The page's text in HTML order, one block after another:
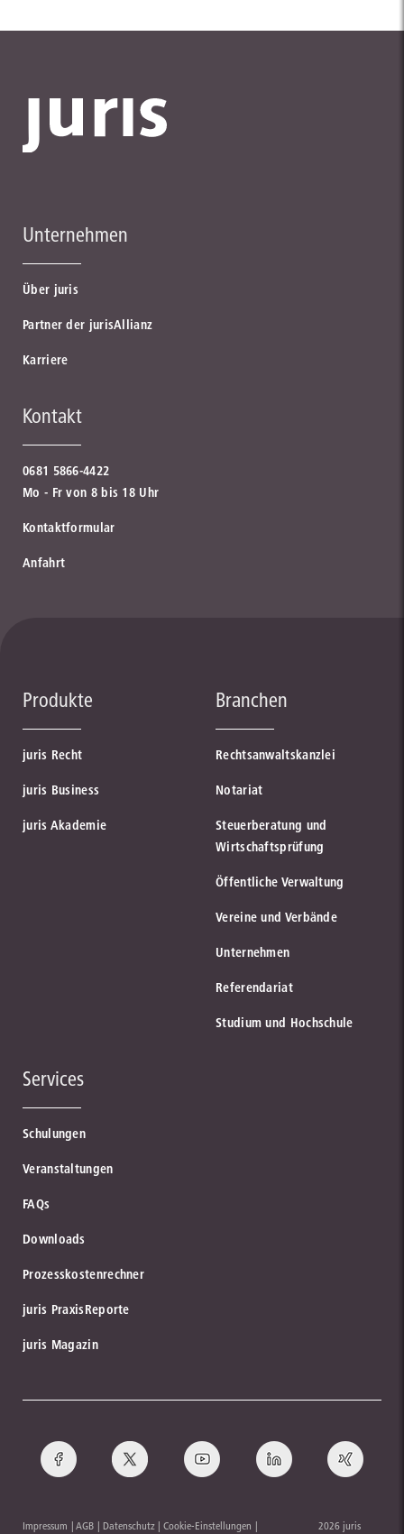
Unternehmen
Über juris
Partner der jurisAllianz
Karriere
Kontakt
0681 5866-4422
Mo - Fr von 8 bis 18 Uhr
Kontaktformular
Anfahrt
Produkte
juris Recht
juris Business
juris Akademie
Branchen
Rechtsanwaltskanzlei
Notariat
Steuerberatung und
Wirtschaftsprüfung
Öffentliche Verwaltung
Vereine und Verbände
Unternehmen
Referendariat
Studium und Hochschule
Services
Schulungen
Veranstaltungen
FAQs
Downloads
Prozesskostenrechner
juris PraxisReporte
juris Magazin
Impressum AGB Datenschutz Cookie-Einstellungen 2026 juris